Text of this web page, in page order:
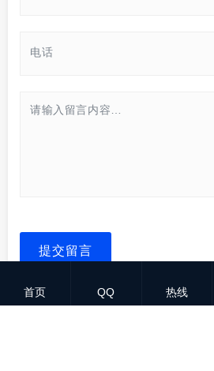
提交留言
首页 QQ 热线